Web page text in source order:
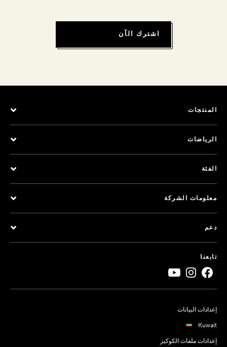
اشترك الآن
المنتجات
الرياضات
الفئة
معلومات الشركة
دعم
تابعنا
إعدادات البيانات
Kuwait
إعدادات ملفات الكوكيز